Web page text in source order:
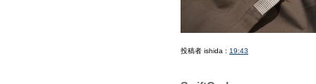
投稿者 ishida : 19:43